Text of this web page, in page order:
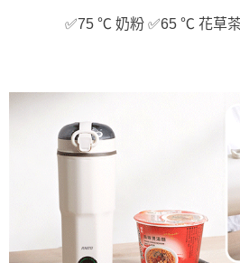
✅75 ℃ 奶粉 ✅65 ℃ 花草